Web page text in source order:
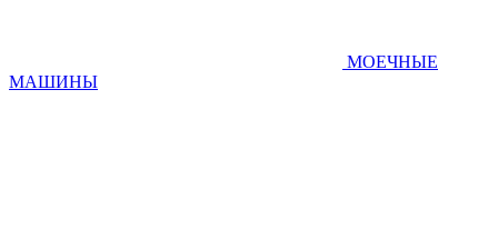
МОЕЧНЫЕ
МАШИНЫ